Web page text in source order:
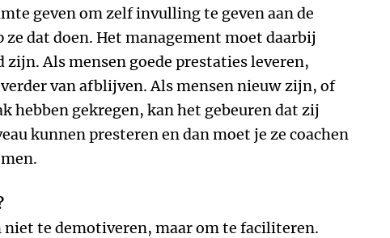
geven om zelf invulling te geven aan de
ze dat doen. Het management moet daarbij
zijn. Als mensen goede prestaties leveren,
van afblijven. Als mensen nieuw zijn, of
hebben gekregen, kan het gebeuren dat zij
kunnen presteren en dan moet je ze coachen
niet te demotiveren, maar om te faciliteren.